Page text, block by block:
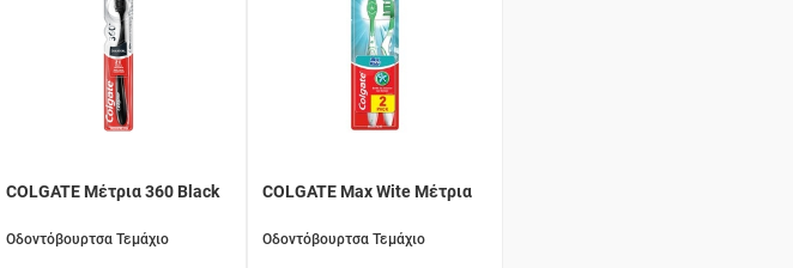
COLGATE Μέτρια 360 Black
Οδοντόβουρτσα Τεμάχιο
COLGATE Max Wite Μέτρια
Οδοντόβουρτσα Τεμάχιο